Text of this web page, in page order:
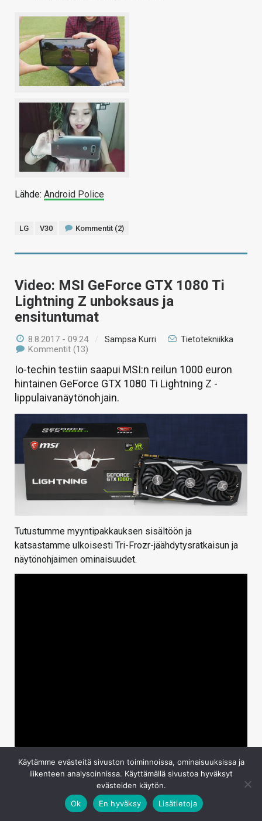
Lähde: Android Police
LG V30 Kommentit (2)
Video: MSI GeForce GTX 1080 Ti
Lightning Z unboksaus ja
ensituntumat
8.8.2017 - 09:24 / Sampsa Kurri
Tietotekniikka
Kommentit (13)
Io-techin testiin saapui MSI:n reilun 1000 euron
hintainen GeForce GTX 1080 Ti Lightning Z -
lippulaivanäytönohjain.
Tutustumme myyntipakkauksen sisältöön ja
katsastamme ulkoisesti Tri-Frozr-jäähdytysratkaisun ja
näytönohjaimen ominaisuudet.
Käytämme evästeitä sivuston toiminnoissa, ominaisuuksissa ja
liikenteen analysoinnissa. Käyttämällä sivustoa hyväksyt
evästeiden käytön.
Ok
En hyväksy Lisätietoja